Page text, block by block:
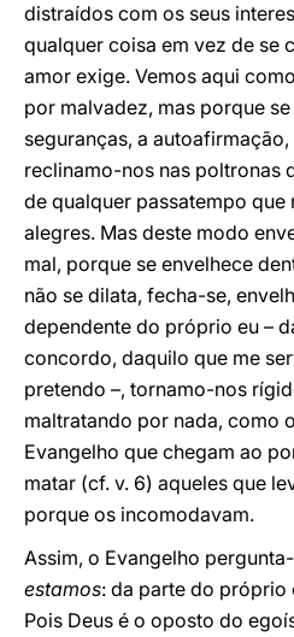
distraídos com os seus
qualquer coisa em vez de se
amor exige. Vemos aqui
por malvadez, mas porque
seguranças, a
reclinamo-nos nas poltronas
de qualquer passatempo
alegres. Mas deste modo
mal, porque se envelhece
não se dilata, fecha-se,
dependente do próprio eu –
concordo, daquilo que me
pretendo –, tornamo-nos
maltratando por nada, como
Evangelho que chegam ao
matar (cf. v. 6) aqueles que
porque os incomodavam.
Assim, o Evangelho
estamos: da parte do próprio
Pois Deus é o oposto do